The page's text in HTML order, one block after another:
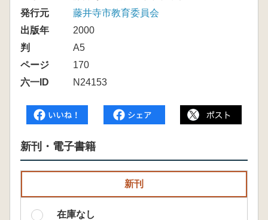
発行元
藤井寺市教育委員会
出版年
2000
判
A5
ページ
170
六一ID
N24153
新刊・電子書籍
新刊
在庫なし